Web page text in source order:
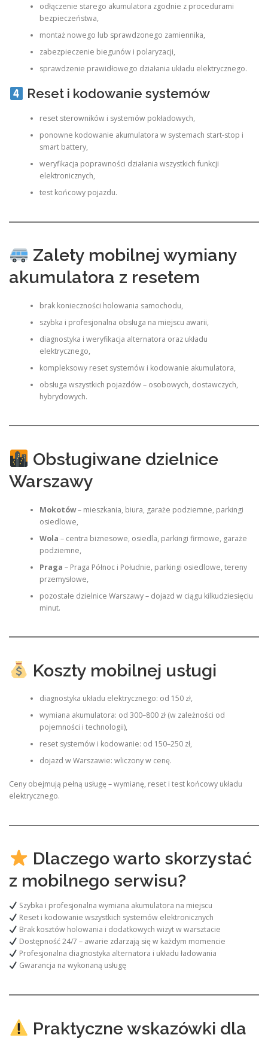
odłączenie starego akumulatora zgodnie z procedurami
bezpieczeństwa,
montaż nowego lub sprawdzonego zamiennika,
zabezpieczenie biegunów i polaryzacji,
sprawdzenie prawidłowego działania układu elektrycznego.
Reset i kodowanie systemów
reset sterowników i systemów pokładowych,
ponowne kodowanie akumulatora w systemach start-stop i
smart battery,
weryfikacja poprawności działania wszystkich funkcji
elektronicznych,
test końcowy pojazdu.
Zalety mobilnej wymiany
akumulatora z resetem
brak konieczności holowania samochodu,
szybka i profesjonalna obsługa na miejscu awarii,
diagnostyka i weryfikacja alternatora oraz układu
elektrycznego,
kompleksowy reset systemów i kodowanie akumulatora,
obsługa wszystkich pojazdów – osobowych, dostawczych,
hybrydowych.
Obsługiwane dzielnice
Warszawy
Mokotów– mieszkania, biura, garaże podziemne, parkingi
osiedlowe,
Wola – centra biznesowe, osiedla, parkingi firmowe, garaże
podziemne,
Praga – Praga Północ i Południe, parkingi osiedlowe, tereny
przemysłowe,
pozostałe dzielnice Warszawy – dojazd w ciągu kilkudziesięciu
minut.
Koszty mobilnej usługi
diagnostyka układu elektrycznego: od 150 zł,
wymiana akumulatora: od 300–800 zł (w zależności od
pojemności i technologii),
reset systemów i kodowanie: od 150–250 zł,
dojazd w Warszawie: wliczony w cenę.
Ceny obejmują pełną usługę – wymianę, reset i test końcowy układu
elektrycznego.
Dlaczego warto skorzystać
z mobilnego serwisu?
Szybka i profesjonalna wymiana akumulatora na miejscu
Reset i kodowanie wszystkich systemów elektronicznych
Brak kosztów holowania i dodatkowych wizyt w warsztacie
Dostępność 24/7 – awarie zdarzają się w każdym momencie
Profesjonalna diagnostyka alternatora i układu ładowania
Gwarancja na wykonaną usługę
Praktyczne wskazówki dla